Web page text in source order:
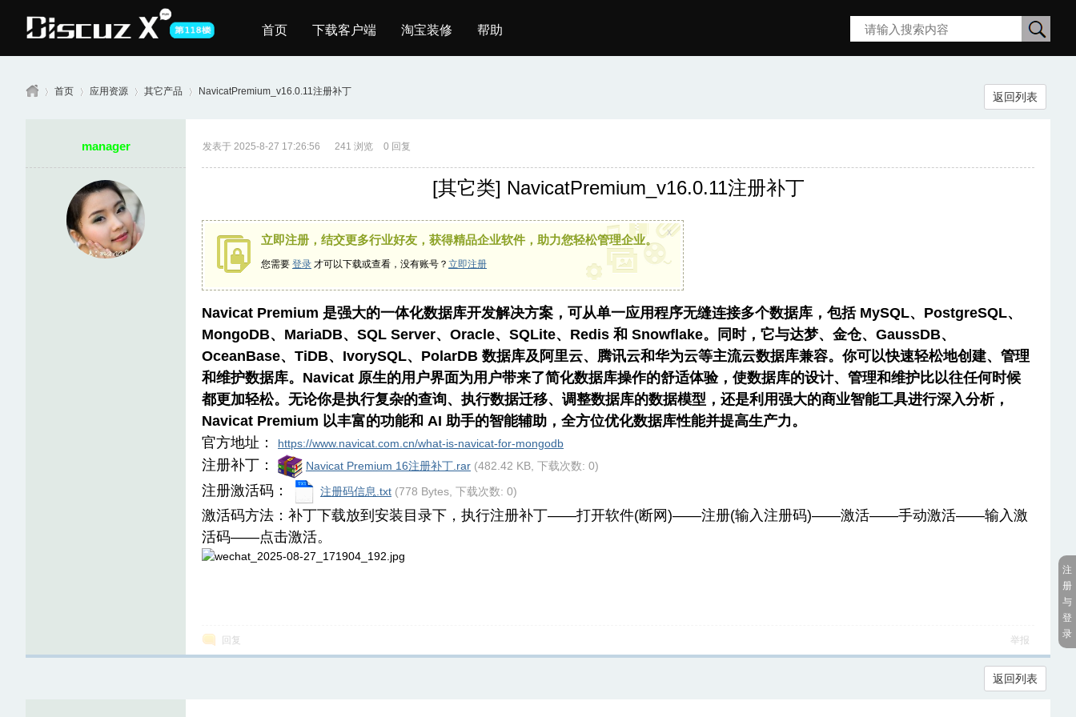
首页 下载客户端 淘宝装修 帮助
搜
首页 应用资源 其它产品 NavicatPremium_v16.0.11注册补丁 返回列表
manager 发表于 2025-8-27 17:26:56 241 浏览 0 回复
[其它类] NavicatPremium_v16.0.11注册补丁
立即注册，结交更多行业好友，获得精品企业软件，助力您轻松管理企业。
您需要 登录 才可以下载或查看，没有账号？ 立即注册
x
Navicat Premium 是强大的一体化数据库开发解决方案，可从单一应用程序无缝连接多个数据库，包括 MySQL、PostgreSQL、
MongoDB、MariaDB、SQL Server、Oracle、SQLite、Redis 和 Snowflake。同时，它与达梦、金仓、GaussDB、
OceanBase、TiDB、IvorySQL、PolarDB 数据库及阿里云、腾讯云和华为云等主流云数据库兼容。你可以快速轻松地创建、管理
和维护数据库。Navicat 原生的用户界面为用户带来了简化数据库操作的舒适体验，使数据库的设计、管理和维护比以往任何时候
都更加轻松。无论你是执行复杂的查询、执行数据迁移、调整数据库的数据模型，还是利用强大的商业智能工具进行深入分析，
Navicat Premium 以丰富的功能和 AI 助手的智能辅助，全方位优化数据库性能并提高生产力。
官方地址：
https://www.navicat.com.cn/what-is-navicat-for-mongodb
注册补丁： Navicat Premium 16注册补丁.rar (482.42 KB, 下载次数: 0)
注册激活码： 注册码信息.txt (778 Bytes, 下载次数: 0)
激活码方法：补丁下载放到安装目录下，执行注册补丁——打开软件(断网)——注册(输入注册码)——激活——手动激活——输入激
活码——点击激活。
回复 举报
返回列表
注
册
与
登
录